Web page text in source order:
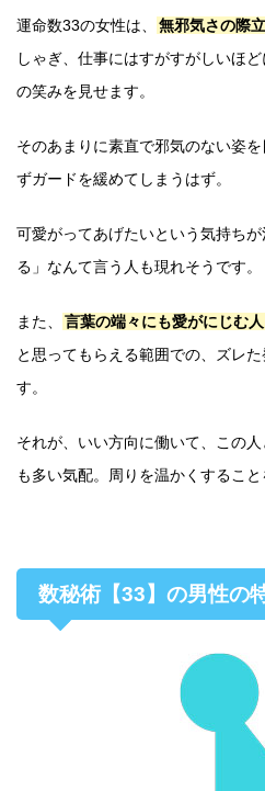
運命数33の女性は、 無邪気さの際立
しゃぎ、仕事にはすがすがしいほ
の笑みを見せます。
そのあまりに素直で邪気のない姿
ずガードを緩めてしまうはず。
可愛がってあげたいという気持ち
る」なんて言う人も現れそうです。
また、 言葉の端々にも愛がにじむ人
と思ってもらえる範囲での、ズレ
す。
それが、いい方向に働いて、この
も多い気配。周りを温かくすること
数秘術【33】の男性の